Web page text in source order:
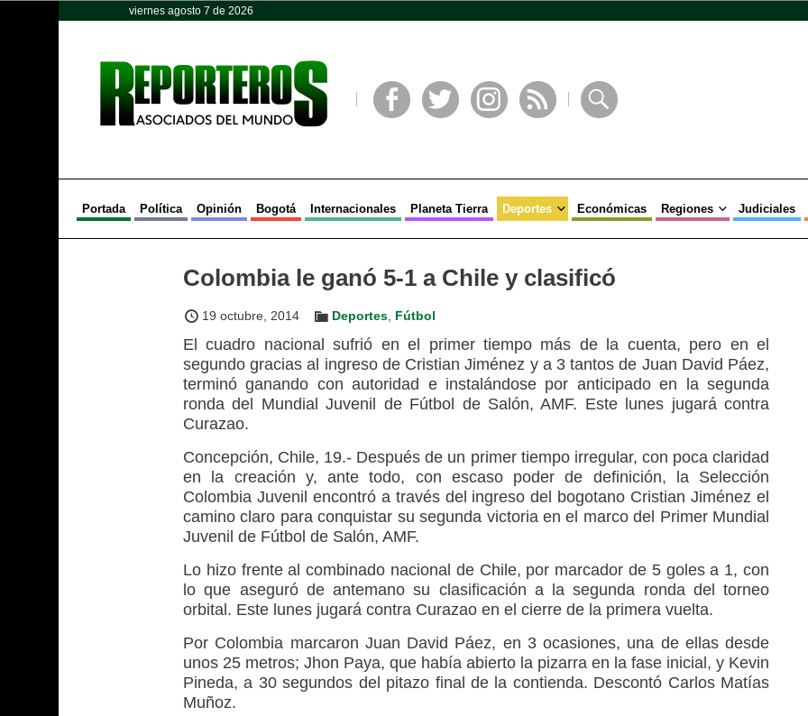
viernes agosto 7 de 2026
Portada Política Opinión Bogotá Internacionales Planeta Tierra Deportes Económicas Regiones Judiciales
Colombia le ganó 5-1 a Chile y clasificó
19 octubre, 2014 Deportes Fútbol
El cuadro nacional sufrió en el primer tiempo más de la cuenta, pero en el
segundo gracias al ingreso de Cristian Jiménez y a 3 tantos de Juan David Páez,
terminó ganando con autoridad e instalándose por anticipado en la segunda
ronda del Mundial Juvenil de Fútbol de Salón, AMF. Este lunes jugará contra
Curazao.
Concepción, Chile, 19.- Después de un primer tiempo irregular, con poca claridad
en la creación y, ante todo, con escaso poder de definición, la Selección
Colombia Juvenil encontró a través del ingreso del bogotano Cristian Jiménez el
camino claro para conquistar su segunda victoria en el marco del Primer Mundial
Juvenil de Fútbol de Salón, AMF.
Lo hizo frente al combinado nacional de Chile, por marcador de 5 goles a 1, con
lo que aseguró de antemano su clasificación a la segunda ronda del torneo
orbital. Este lunes jugará contra Curazao en el cierre de la primera vuelta.
Por Colombia marcaron Juan David Páez, en 3 ocasiones, una de ellas desde
unos 25 metros; Jhon Paya, que había abierto la pizarra en la fase inicial, y Kevin
Pineda, a 30 segundos del pitazo final de la contienda. Descontó Carlos Matías
Muñoz.
Opinión Política